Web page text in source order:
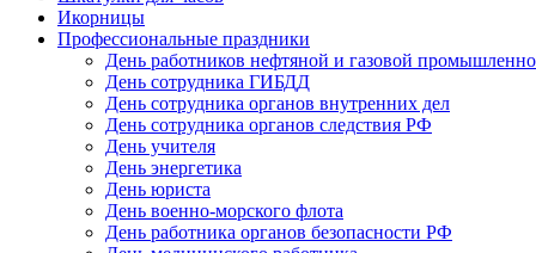
Икорницы
Профессиональные праздники
День работников нефтяной и газовой
День сотрудника ГИБДД
День сотрудника органов внутренних дел
День сотрудника органов следствия РФ
День учителя
День энергетика
День юриста
День военно-морского флота
День работника органов безопасности РФ